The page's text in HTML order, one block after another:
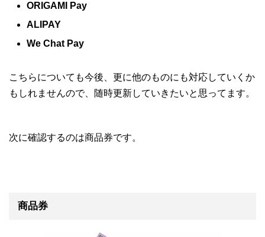
ORIGAMI Pay
ALIPAY
We Chat Pay
こちらについても今後、更に他のものにも対応していくか
もしれませんので、随時更新していきたいと思ってます。
次に確認するのは商品券です。
商品券